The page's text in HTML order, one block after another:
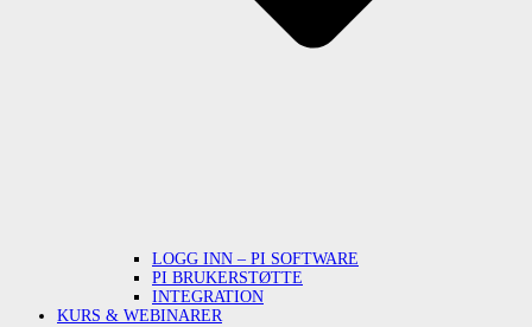
LOGG INN – PI SOFTWARE
PI BRUKERSTØTTE
INTEGRATION
KURS & WEBINARER